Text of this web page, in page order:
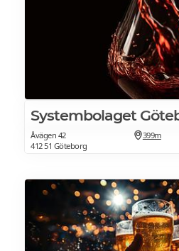
Systembolaget
Åvägen 42
412 51 Göteborg
399m